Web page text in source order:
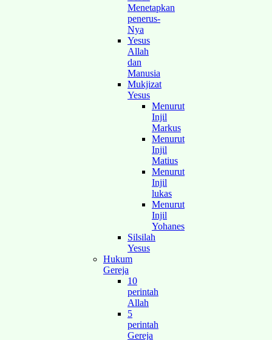
Menetapkan
penerus-
Nya
Yesus
Allah
dan
Manusia
Mukjizat
Yesus
Menurut
Injil
Markus
Menurut
Injil
Matius
Menurut
Injil
lukas
Menurut
Injil
Yohanes
Silsilah
Yesus
Hukum
Gereja
10
perintah
Allah
5
perintah
Gereja